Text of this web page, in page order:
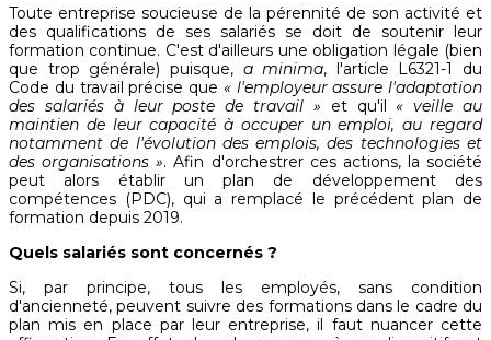
Toute entreprise soucieuse de la pérennité de son activité et
des qualifications de ses salariés se doit de soutenir leur
formation continue. C'est d'ailleurs une obligation légale (bien
que trop générale) puisque, a minima, l'article L6321-1 du
Code du travail précise que « l'employeur assure l'adaptation
des salariés à leur poste de travail » et qu'il« veille au
maintien de leur capacité à occuper un emploi, au regard
notamment de l'évolution des emplois, des technologies et
des organisations ». Afin d'orchestrer ces actions, la société
peut alors établir un plan de développement des
compétences (PDC), qui a remplacé le précédent plan de
formation depuis 2019.
Quels salariés sont concernés ?
Si, par principe, tous les employés, sans condition
d'ancienneté, peuvent suivre des formations dans le cadre du
plan mis en place par leur entreprise, il faut nuancer cette